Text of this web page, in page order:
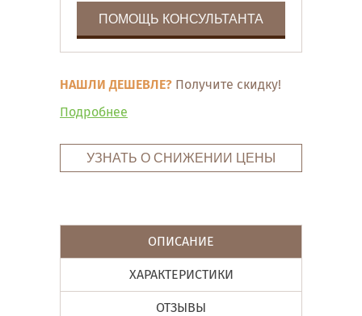
ПОМОЩЬ КОНСУЛЬТАНТА
НАШЛИ ДЕШЕВЛЕ? Получите скидку!
Подробнее
УЗНАТЬ О СНИЖЕНИИ ЦЕНЫ
ОПИСАНИЕ
ХАРАКТЕРИСТИКИ
ОТЗЫВЫ